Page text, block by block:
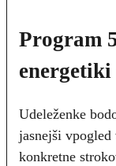
Program
energetiki
Udeleženke
jasnejši
konkretne